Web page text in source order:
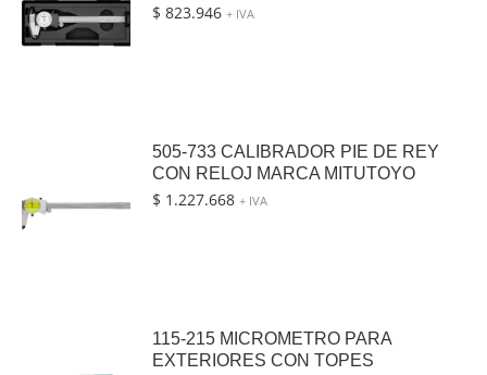
$ 823.946 + IVA
505-733 CALIBRADOR PIE DE REY
CON RELOJ MARCA MITUTOYO
$ 1.227.668 + IVA
115-215 MICROMETRO PARA
EXTERIORES CON TOPES